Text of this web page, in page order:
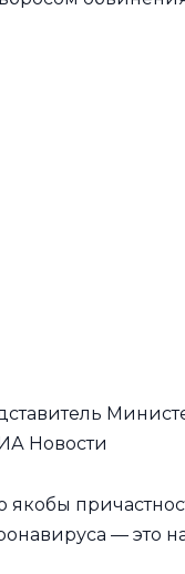
Новости
— это